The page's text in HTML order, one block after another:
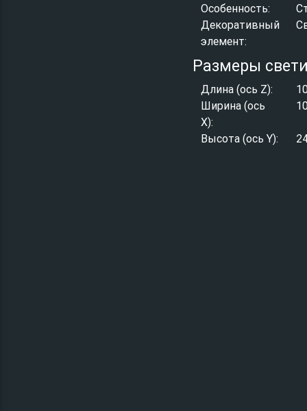
Особенность:
Декоративный
элемент:
Размеры
Длина (ось Z):
Ширина (ось
X):
Высота (ось Y):